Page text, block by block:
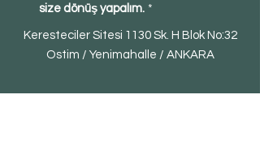
size dönüş yapalım. *
Keresteciler Sitesi 1130 Sk. H Blok No:32
Ostim / Yenimahalle / ANKARA